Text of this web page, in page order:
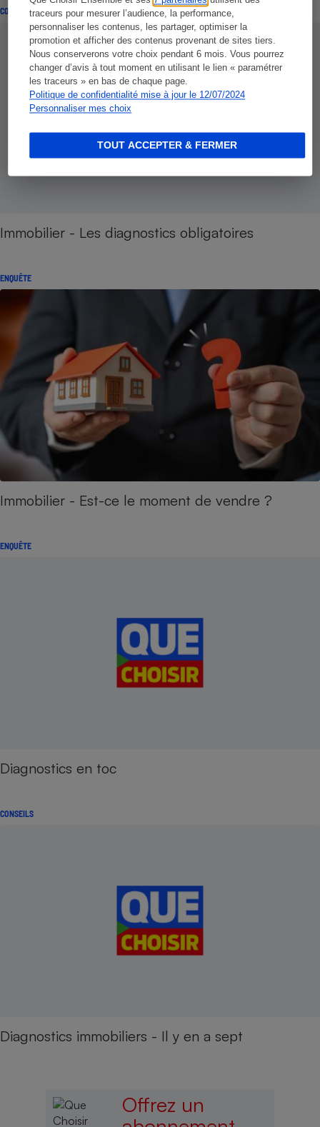
traceurs pour mesurer l’audience, la performance,
personnaliser les contenus, les partager, optimiser la
promotion et afficher des contenus provenant de sites tiers.
Nous conserverons votre choix pendant 6 mois. Vous pourrez
changer d’avis à tout moment en utilisant le lien « paramétrer
les traceurs » en bas de chaque page.
Politique de confidentialité mise à jour le 12/07/2024
Personnaliser mes choix
TOUT ACCEPTER & FERMER
CONSEILS
Immobilier - Les diagnostics obligatoires
ENQUÊTE
Immobilier - Est-ce le moment de vendre ?
ENQUÊTE
Diagnostics en toc
CONSEILS
Diagnostics immobiliers - Il y en a sept
Offrez un